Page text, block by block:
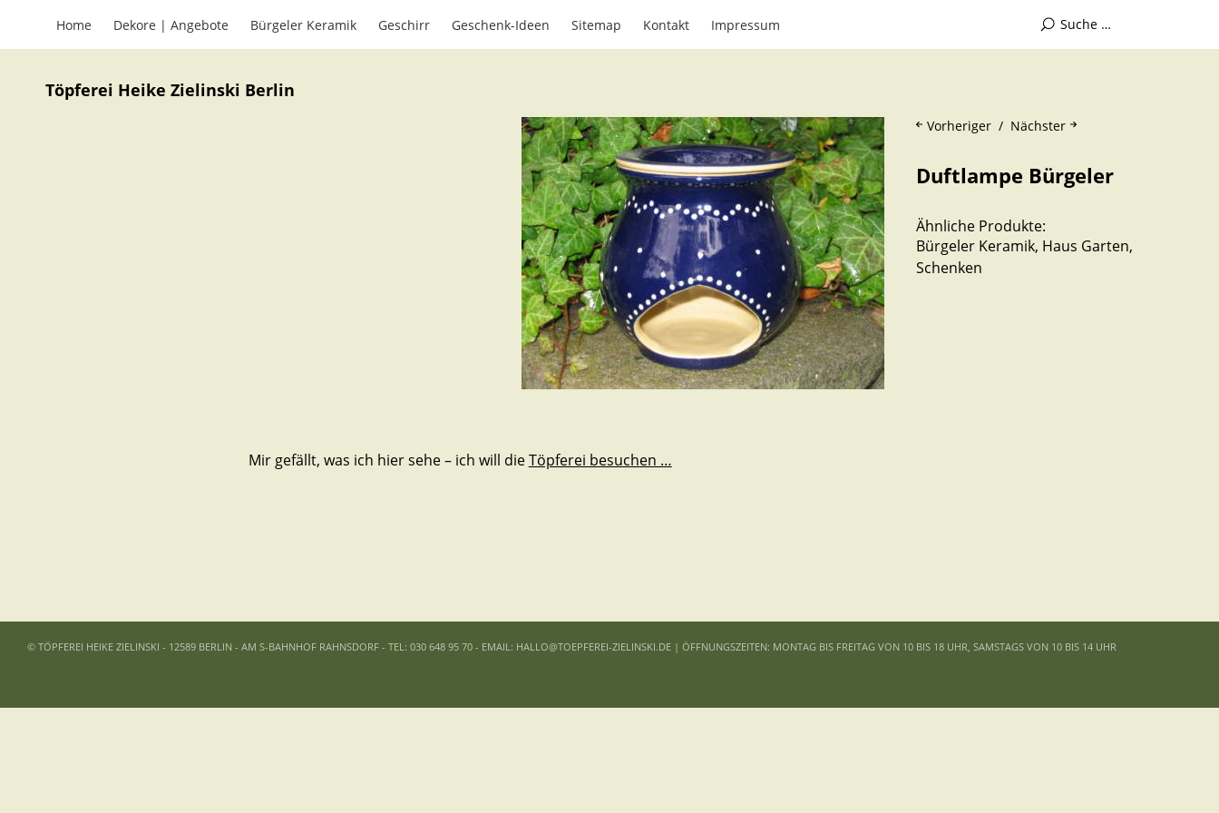
Home Dekore | Angebote Bürgeler Keramik Geschirr Geschenk-Ideen Sitemap Kontakt Impressum
Töpferei Heike Zielinski Berlin
Nächster
Vorheriger
Duftlampe Bürgeler
Ähnliche Produkte:
Bürgeler Keramik, Haus Garten,
Schenken
Mir gefällt, was ich hier sehe – ich will dieTöpferei besuchen …
© TÖPFEREI HEIKE ZIELINSKI - 12589 BERLIN - AM S-BAHNHOF RAHNSDORF - TEL: 030 648 95 70 - EMAIL: HALLO@TOEPFEREI-ZIELINSKI.DE | ÖFFNUNGSZEITEN: MONTAG BIS FREITAG VON 10 BIS 18 UHR, SAMSTAGS VON 10 BIS 14 UHR